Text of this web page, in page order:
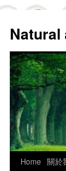
Natural
Skip
Home 關於